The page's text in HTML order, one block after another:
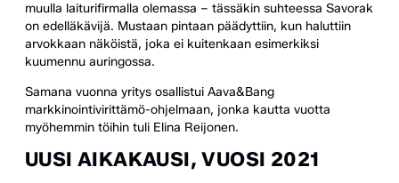
muulla laiturifirmalla olemassa – tässäkin suhteessa Savorak
on edelläkävijä. Mustaan pintaan päädyttiin, kun haluttiin
arvokkaan näköistä, joka ei kuitenkaan esimerkiksi
kuumennu auringossa.
Samana vuonna yritys osallistui Aava&Bang
markkinointivirittämö-ohjelmaan, jonka kautta vuotta
myöhemmin töihin tuli Elina Reijonen.
UUSI AIKAKAUSI, VUOSI 2021